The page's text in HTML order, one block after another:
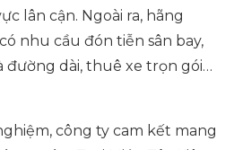
lân cận. Ngoài ra, hãng
nhu cầu đón tiễn sân bay,
đường dài, thuê xe trọn gói…
công ty cam kết mang